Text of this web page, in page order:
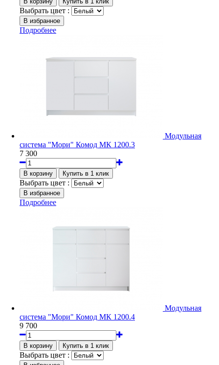
Выбрать цвет :
Подробнее
Модульная
система "Мори" Комод МК 1200.3
7 300
Выбрать цвет :
Подробнее
Модульная
система "Мори" Комод МК 1200.4
9 700
Выбрать цвет :